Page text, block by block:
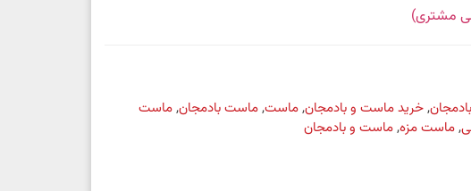
مشتری)
,خرید ماست و بادمجان,ماست,ماست بادمجان,ماست
,ماست مزه,ماست و بادمجان